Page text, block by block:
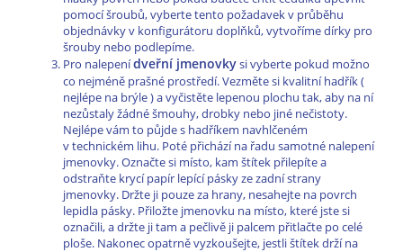
pomocí šroubů, vyberte tento požadavek v průběhu
objednávky v konfigurátoru doplňků, vytvoříme dírky pro
šrouby nebo podlepíme.
Pro nalepenídveřní jmenovkysi vyberte pokud možno
co nejméně prašné prostředí. Vezměte si kvalitní hadřík (
nejlépe na brýle ) a vyčistěte lepenou plochu tak, aby na ní
nezůstaly žádné šmouhy, drobky nebo jiné nečistoty.
Nejlépe vám to půjde s hadříkem navhlčeném
v technickém lihu. Poté přichází na řadu samotné nalepení
jmenovky. Označte si místo, kam štítek přilepíte a
odstraňte krycí papír lepící pásky ze zadní strany
jmenovky. Držte ji pouze za hrany, nesahejte na povrch
lepidla pásky. Přiložte jmenovku na místo, které jste si
označili, a držte ji tam a pečlivě ji palcem přitlačte po celé
ploše. Nakonec opatrně vyzkoušejte, jestli štítek drží na